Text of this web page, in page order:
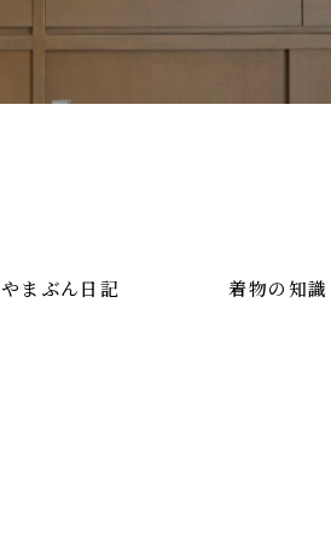
やまぶん日記 着物の知識